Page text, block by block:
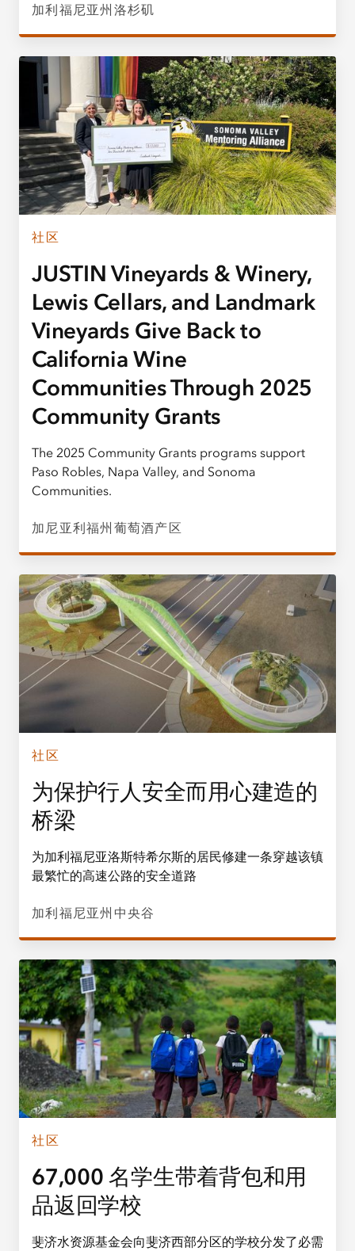
加利福尼亚州洛杉矶
社区
JUSTIN Vineyards & Winery,
Lewis Cellars, and Landmark
Vineyards Give Back to
California Wine
Communities Through 2025
Community Grants
The 2025 Community Grants programs support
Paso Robles, Napa Valley, and Sonoma
Communities.
加尼亚利福州葡萄酒产区
社区
为保护行人安全而用心建造的
桥梁
为加利福尼亚洛斯特希尔斯的居民修建一条穿越该镇
最繁忙的高速公路的安全道路
加利福尼亚州中央谷
社区
67,000 名学生带着背包和用
品返回学校
斐济水资源基金会向斐济西部分区的学校分发了必需